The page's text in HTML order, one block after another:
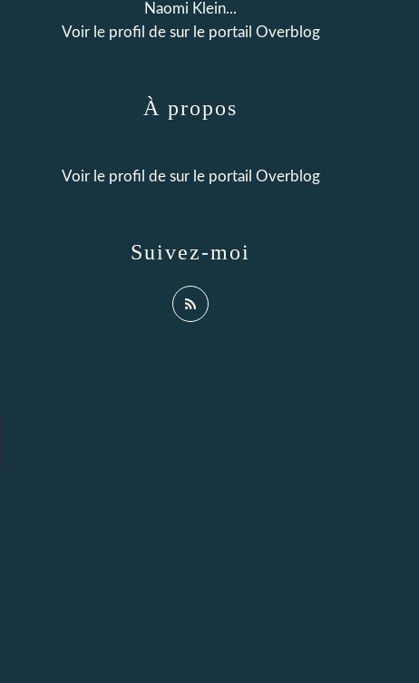
Naomi Klein...
Voir le profil de sur le portail Overblog
Suivez-moi
À propos
Voir le profil de sur le portail Overblog